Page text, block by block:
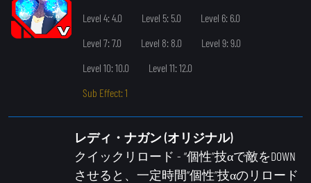
Level 4: 4.0
Level 5: 5.0
Level 6: 6.0
Level 7: 7.0
Level 8: 8.0
Level 9: 9.0
Level 10: 10.0
Level 11: 12.0
Sub Effect: 1
レディ・ナガン (オリジナル)
クイックリロード - “個性”技αで敵をDOWN
させると、一定時間“個性”技αのリロード